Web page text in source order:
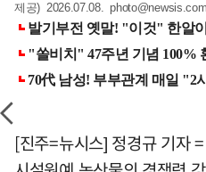
제공) 2026.07.08.photo@newsis.com
[진주=뉴시스] 정경규 기자